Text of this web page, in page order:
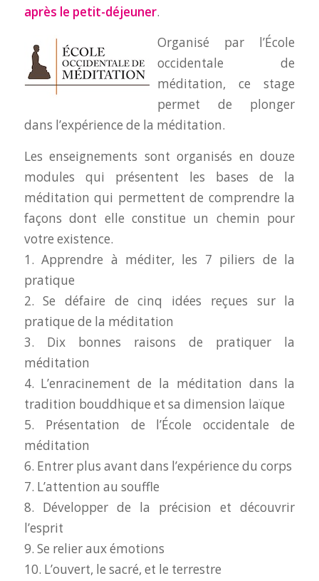
après le petit-déjeuner.
Organisé par l’École
occidentale de
méditation, ce stage
permet de plonger
dans l’expérience de la méditation.
Les enseignements sont organisés en douze
modules qui présentent les bases de la
méditation qui permettent de comprendre la
façons dont elle constitue un chemin pour
votre existence.
1. Apprendre à méditer, les 7 piliers de la
pratique
2. Se défaire de cinq idées reçues sur la
pratique de la méditation
3. Dix bonnes raisons de pratiquer la
méditation
4. L’enracinement de la méditation dans la
tradition bouddhique et sa dimension laïque
5. Présentation de l’École occidentale de
méditation
6. Entrer plus avant dans l’expérience du corps
7. L’attention au souffle
8. Développer de la précision et découvrir
l’esprit
9. Se relier aux émotions
10. L’ouvert, le sacré, et le terrestre